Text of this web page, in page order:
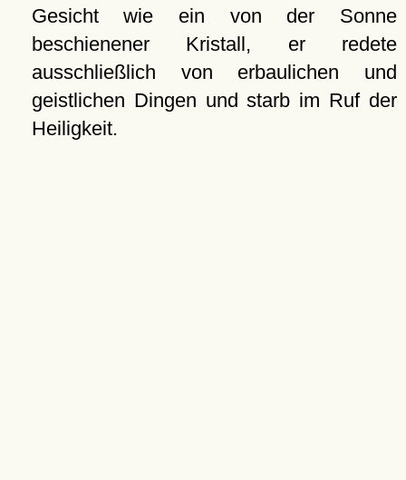
Gesicht wie ein von der Sonne
beschienener Kristall, er redete
ausschließlich von erbaulichen und
geistlichen Dingen und starb im Ruf der
Heiligkeit.